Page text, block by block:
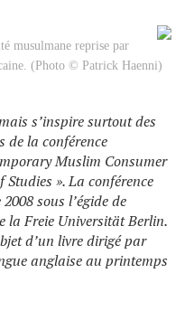
musulmane reprise par
(Photo © Patrick Haenni)
s’inspire surtout des
de la conférence
Muslim Consumer
». La conférence
sous l’égide de
la Freie Universität Berlin.
d’un livre dirigé par
anglaise au printemps